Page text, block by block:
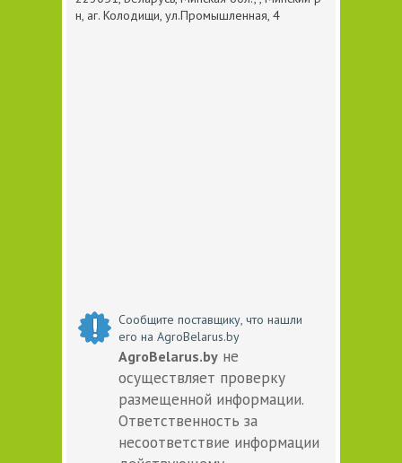
н, аг. Колодищи, ул.Промышленная, 4
Сообщите поставщику, что нашли
его на AgroBelarus.by
AgroBelarus.by не
осуществляет проверку
размещенной информации.
Ответственность за
несоответствие информации